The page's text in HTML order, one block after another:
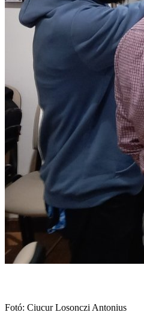
Fotó: Ciucur Losonczi Antonius